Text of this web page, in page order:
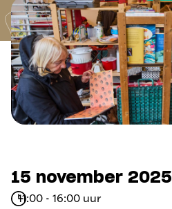
15 november 2025
11:00 - 16:00 uur